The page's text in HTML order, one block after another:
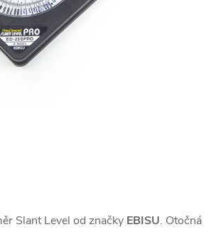
Slant Level od značky EBISU. Otočná